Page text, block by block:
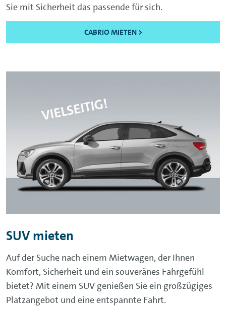
Sie mit Sicherheit das passende für sich.
CABRIO MIETEN >
SUV mieten
Auf der Suche nach einem Mietwagen, der Ihnen
Komfort, Sicherheit und ein souveränes Fahrgefühl
bietet? Mit einem SUV genießen Sie ein großzügiges
Platzangebot und eine entspannte Fahrt.